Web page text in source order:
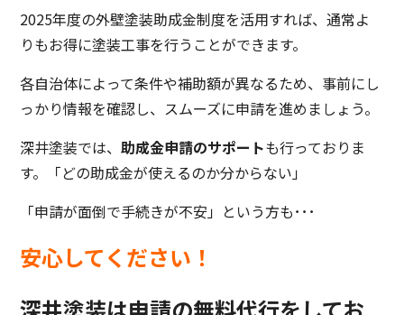
2025年度の外壁塗装助成金制度を活用すれば、通常よ
りもお得に塗装工事を行うことができます。
各自治体によって条件や補助額が異なるため、事前にし
っかり情報を確認し、スムーズに申請を進めましょう。
深井塗装では、助成金申請のサポートも行っておりま
す。「どの助成金が使えるのか分からない」
「申請が面倒で手続きが不安」という方も･･･
安心してください！